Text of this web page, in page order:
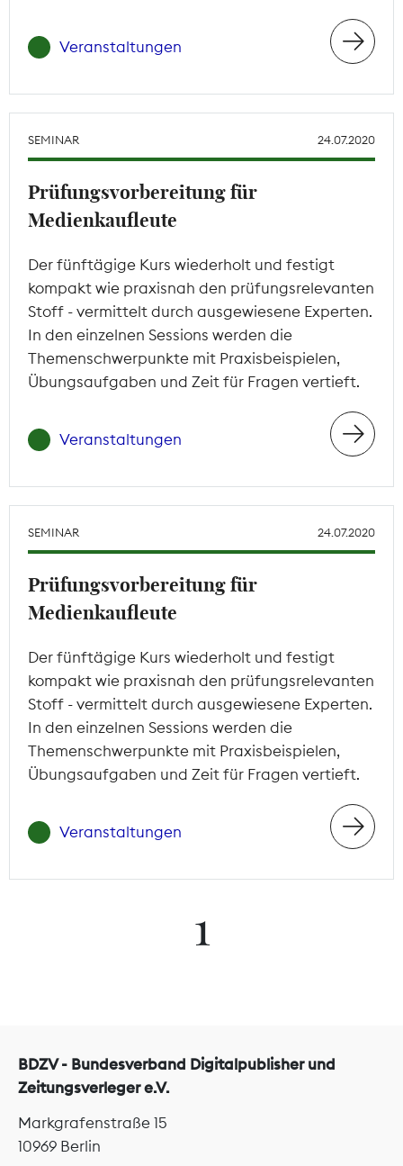
Veranstaltungen
SEMINAR 24.07.2020
Prüfungsvorbereitung für
Medienkaufleute
Der fünftägige Kurs wiederholt und festigt
kompakt wie praxisnah den prüfungsrelevanten
Stoff - vermittelt durch ausgewiesene Experten.
In den einzelnen Sessions werden die
Themenschwerpunkte mit Praxisbeispielen,
Übungsaufgaben und Zeit für Fragen vertieft.
Veranstaltungen
SEMINAR 24.07.2020
Prüfungsvorbereitung für
Medienkaufleute
Der fünftägige Kurs wiederholt und festigt
kompakt wie praxisnah den prüfungsrelevanten
Stoff - vermittelt durch ausgewiesene Experten.
In den einzelnen Sessions werden die
Themenschwerpunkte mit Praxisbeispielen,
Übungsaufgaben und Zeit für Fragen vertieft.
Veranstaltungen
1
BDZV - Bundesverband Digitalpublisher und
Zeitungsverleger e.V.
Markgrafenstraße 15
10969 Berlin